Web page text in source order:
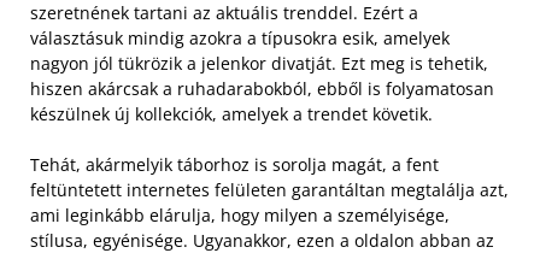
szeretnének tartani az aktuális trenddel. Ezért a
választásuk mindig azokra a típusokra esik, amelyek
nagyon jól tükrözik a jelenkor divatját. Ezt meg is tehetik,
hiszen akárcsak a ruhadarabokból, ebből is folyamatosan
készülnek új kollekciók, amelyek a trendet követik.
Tehát, akármelyik táborhoz is sorolja magát, a fent
feltüntetett internetes felületen garantáltan megtalálja azt,
ami leginkább elárulja, hogy milyen a személyisége,
stílusa, egyénisége. Ugyanakkor, ezen a oldalon abban az